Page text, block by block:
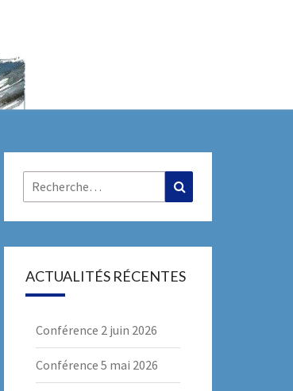
Rechercher :
ACTUALITÉS RÉCENTES
Conférence 2 juin 2026
Conférence 5 mai 2026